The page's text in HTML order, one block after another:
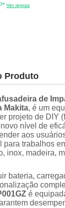
Ver regras
Produto
de
Makita, é um
projeto de DIY
nível de
aos
para trabalhos
inox, madeira,
bateria,
é